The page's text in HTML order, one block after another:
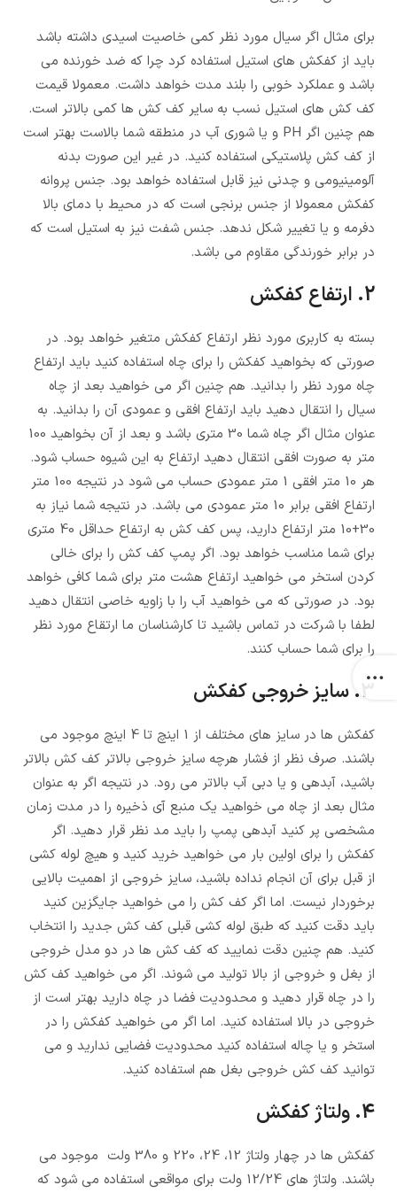
برای مثال اگر سیال مورد نظر کمی خاصیت اسیدی داشته باشد
باید از کفکش های استیل استفاده کرد چرا که ضد خورنده می
باشد و عملکرد خوبی را بلند مدت خواهد داشت. معمولا قیمت
کف کش های استیل نسب به سایر کف کش ها کمی بالاتر است.
هم چنین اگر PH و یا شوری آب در منطقه شما بالاست بهتر است
از کف کش پلاستیکی استفاده کنید. در غیر این صورت بدنه
آلومینیومی و چدنی نیز قابل استفاده خواهد بود. جنس پروانه
کفکش معمولا از جنس برنجی است که در محیط با دمای بالا
دفرمه و یا تغییر شکل ندهد. جنس شفت نیز به استیل است که
در برابر خورندگی مقاوم می باشد.
2. ارتفاع کفکش
بسته به کاربری مورد نظر ارتفاع کفکش متغیر خواهد بود. در
صورتی که بخواهید کفکش را برای چاه استفاده کنید باید ارتفاع
چاه مورد نظر را بدانید. هم چنین اگر می خواهید بعد از چاه
سیال را انتقال دهید باید ارتفاع افقی و عمودی آن را بدانید. به
عنوان مثال اگر چاه شما 30 متری باشد و بعد از آن بخواهید 100
متر به صورت افقی انتقال دهید ارتفاع به این شیوه حساب شود.
هر 10 متر افقی 1 متر عمودی حساب می شود در نتیجه 100 متر
ارتفاع افقی برابر 10 متر عمودی می باشد. در نتیجه شما نیاز به
30+10 متر ارتفاع دارید، پس کف کش به ارتفاع حداقل 40 متری
برای شما مناسب خواهد بود. اگر پمپ کف کش را برای خالی
کردن استخر می خواهید ارتفاع هشت متر برای شما کافی خواهد
بود. در صورتی که می خواهید آب را با زاویه خاصی انتقال دهید
لطفا با شرکت در تماس باشید تا کارشناسان ما ارتقاع مورد نظر
را برای شما حساب کنند.
3. سایز خروجی کفکش
کفکش ها در سایز های مختلف از 1 اینچ تا 4 اینچ موجود می
باشند. صرف نظر از فشار هرچه سایز خروجی بالاتر کف کش بالاتر
باشید، آبدهی و یا دبی آب بالاتر می رود. در نتیجه اگر به عنوان
مثال بعد از چاه می خواهید یک منبع آی ذخیره را در مدت زمان
مشخصی پر کنید آبدهی پمپ را باید مد نظر قرار دهید. اگر
کفکش را برای اولین بار می خواهید خرید کنید و هیچ لوله کشی
از قبل برای آن انجام نداده باشید، سایز خروجی از اهمیت بالایی
برخوردار نیست. اما اگر کف کش را می خواهید جایگزین کنید
باید دقت کنید که طبق لوله کشی قبلی کف کش جدید را انتخاب
کنید. هم چنین دقت نمایید که کف کش ها در دو مدل خروجی
از بغل و خروجی از بالا تولید می شوند. اگر می خواهید کف کش
را در چاه قرار دهید و محدودیت فضا در چاه دارید بهتر است از
خروجی در بالا استفاده کنید. اما اگر می خواهید کفکش را در
استخر و یا چاله استفاده کنید محدودیت فضایی ندارید و می
توانید کف کش خروجی بغل هم استفاده کنید.
4. ولتاژ کفکش
کفکش ها در چهار ولتاژ 12، 24، 220 و 380 ولت موجود می
باشند. ولتاژ های 12/24 ولت برای مواقعی استفاده می شود که